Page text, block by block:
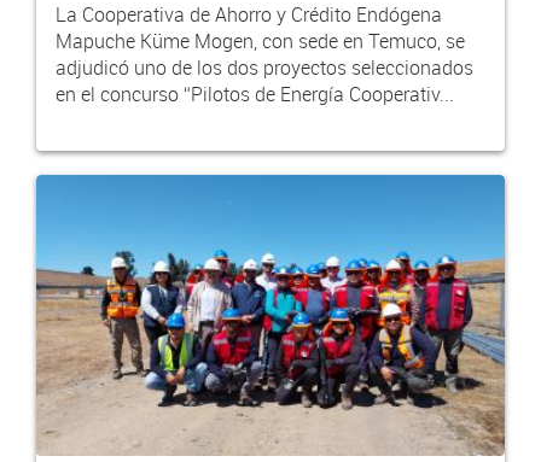
La Cooperativa de Ahorro y Crédito Endógena
Mapuche Küme Mogen, con sede en Temuco, se
adjudicó uno de los dos proyectos seleccionados
en el concurso “Pilotos de Energía Cooperativ...